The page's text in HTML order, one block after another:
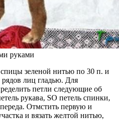
руками
зеленой нитью по 30 п. и
рядов лиц гладью. Для
петли следующие об
рукава, SO петель спинки,
Отмстить первую и
и вязать желтой нитью,